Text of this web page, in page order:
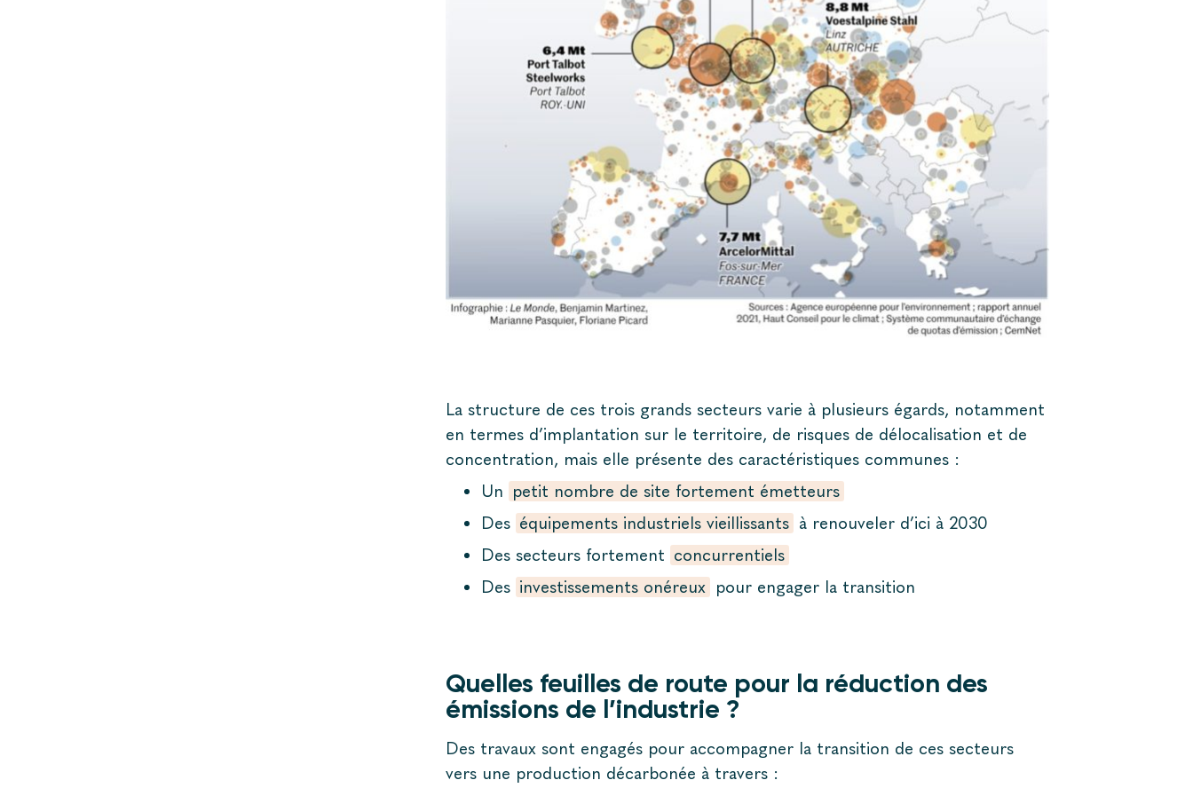
La structure de ces trois grands secteurs varie à plusieurs égards, notamment
en termes d’implantation sur le territoire, de risques de délocalisation et de
concentration, mais elle présente des caractéristiques communes :
Un petit nombre de site fortement émetteurs
Des équipements industriels vieillissants à renouveler d’ici à 2030
Des secteurs fortement concurrentiels
Des investissements onéreux pour engager la transition
Quelles feuilles de route pour la réduction des
émissions de l’industrie ?
Des travaux sont engagés pour accompagner la transition de ces secteurs
vers une production décarbonée à travers :